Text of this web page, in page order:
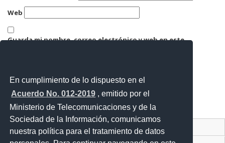
En cumplimiento de lo dispuesto en el
Acuerdo No. 012-2019 , emitido por el
Ministerio de Telecomunicaciones y de la
Sociedad de la Información, comunicamos
nuestra política para el tratamiento de datos
Web
Guarda mi nombre, correo electrónico y web en este
Contacto Ciudadano Digital